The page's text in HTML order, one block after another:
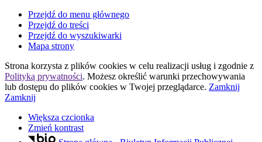
Przejdź do menu głównego
Przejdź do treści
Przejdź do wyszukiwarki
Mapa strony
Strona korzysta z plików cookies w celu realizacji usług i zgodnie z
Polityką prywatności. Możesz określić warunki przechowywania
lub dostępu do plików cookies w Twojej przeglądarce. Zamknij
Zamknij
Większa czcionka
Zmień kontrast